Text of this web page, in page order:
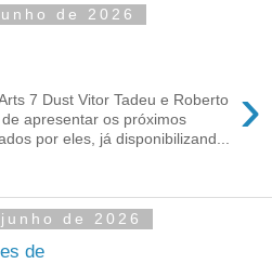
de 2026
›
7 Dust Vitor Tadeu e Roberto
apresentar os próximos
por eles, já disponibilizand...
de 2026
de